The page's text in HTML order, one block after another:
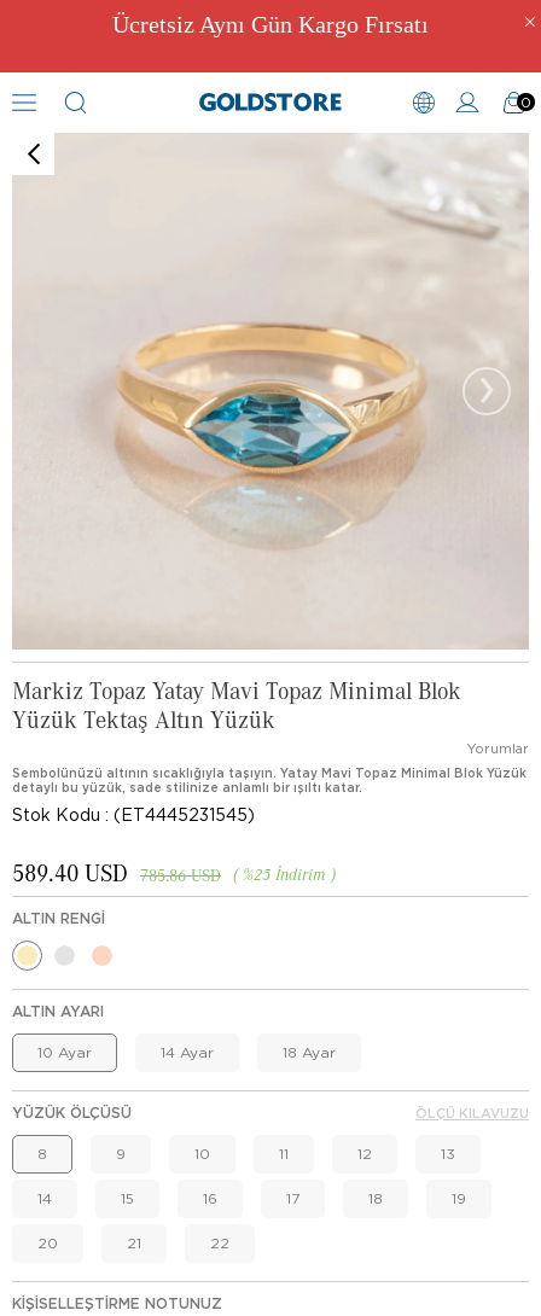
Ücretsiz Aynı Gün Kargo Fırsatı
0
Renkli Taşlı Yüzük Modelleri
›
Markiz Topaz Yatay Mavi Topaz Minimal Blok
Yüzük Tektaş Altın Yüzük
Yorumlar
Sembolünüzü altının sıcaklığıyla taşıyın. Yatay Mavi Topaz Minimal Blok Yüzük
detaylı bu yüzük, sade stilinize anlamlı bir ışıltı katar.
Stok Kodu (ET4445231545)
%25 İndirim
785.86 USD
589.40 USD
ALTIN RENGI
ALTIN AYARI
10 Ayar 14 Ayar 18 Ayar
YÜZÜK ÖLÇÜSÜ
8 9 10 11 12 13
14 15 16 17 18 19
20 21 22
ÖLÇÜ KILAVUZU
KIŞISELLEŞTIRME NOTUNUZ